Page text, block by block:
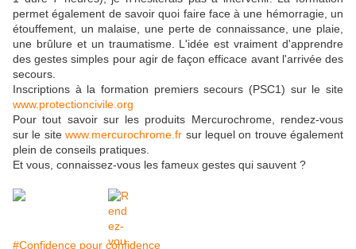
permet également de savoir quoi faire face à une hémorragie, un
étouffement, un malaise, une perte de connaissance, une plaie,
une brûlure et un traumatisme. L'idée est vraiment d'apprendre
des gestes simples pour agir de façon efficace avant l'arrivée des
secours.
Inscriptions à la formation premiers secours (PSC1) sur le site
www.protectioncivile.org
Pour tout savoir sur les produits Mercurochrome, rendez-vous
sur le sitewww.mercurochrome.fr sur lequel on trouve également
plein de conseils pratiques.
Et vous, connaissez-vous les fameux gestes qui sauvent ?
#Confidence pour confidence